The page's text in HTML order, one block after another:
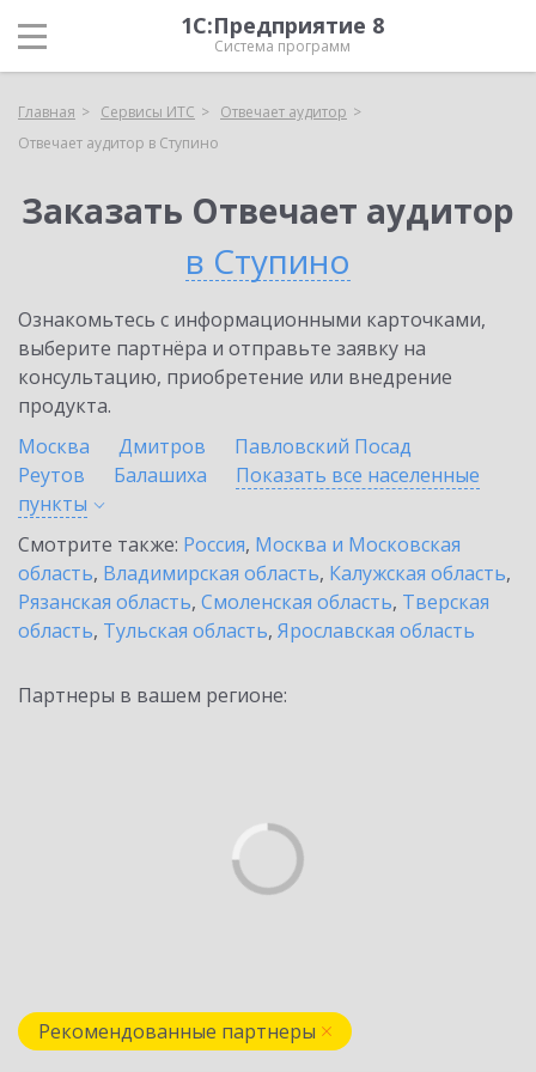
1С:Предприятие 8
Система программ
Главная Сервисы ИТС
Отвечает аудитор
Отвечает аудитор в Ступино
Заказать Отвечает аудитор
в Ступино
Ознакомьтесь с информационными карточками,
выберите партнёра и отправьте заявку на
консультацию, приобретение или внедрение
продукта.
Москва
Дмитров
Павловский Посад
Реутов
Балашиха
Показать все населенные
пункты
Смотрите также: Россия, Москва и Московская
область, Владимирская область, Калужская область,
Рязанская область, Смоленская область, Тверская
область, Тульская область, Ярославская область
Партнеры в вашем регионе:
Рекомендованные партнеры